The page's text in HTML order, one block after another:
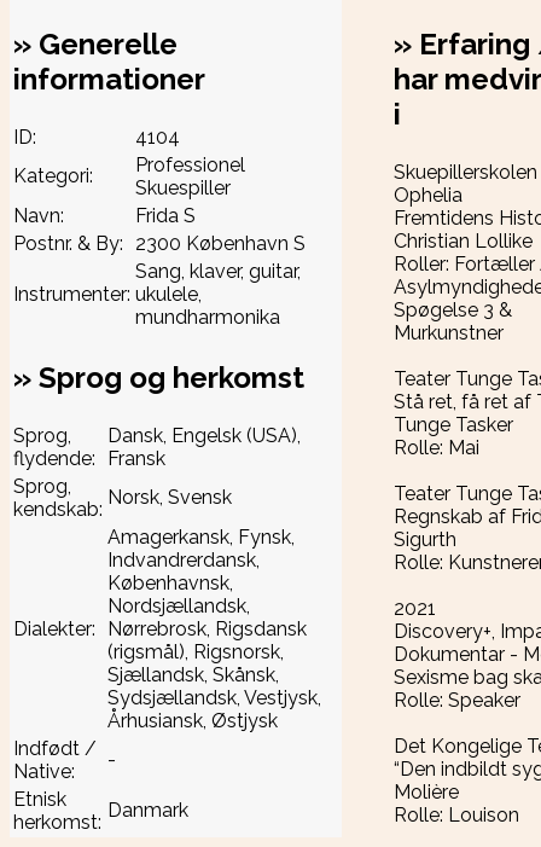
» Generelle
informationer
ID:
4104
Kategori:
Professionel
Skuespiller
Navn:
Frida S
Postnr. & By:
2300 København S
Instrumenter:
Sang, klaver, guitar,
ukulele,
mundharmonika
» Sprog og herkomst
Sprog,
flydende:
Dansk, Engelsk (USA),
Fransk
Sprog,
kendskab:
Norsk, Svensk
Dialekter:
Amagerkansk, Fynsk,
Indvandrerdansk,
Københavnsk,
Nordsjællandsk,
Nørrebrosk, Rigsdansk
(rigsmål), Rigsnorsk,
Sjællandsk, Skånsk,
Sydsjællandsk, Vestjysk,
Århusiansk, Østjysk
Indfødt /
Native:
-
Etnisk
herkomst:
Danmark
»
har
i
Skuepillerskolen
Ophelia
Fremtidens
Christian Lollike
Roller: Fortæller
Spøgelse 3 &
Murkunstner
Teater Tunge
Stå ret, få ret af
Tunge Tasker
Rolle: Mai
Teater Tunge
Regnskab af
Sigurth
Rolle:
2021
Discovery+,
Dokumentar -
Sexisme bag
Rolle: Speaker
Det Kongelige
“Den indbildt
Molière
Rolle: Louison